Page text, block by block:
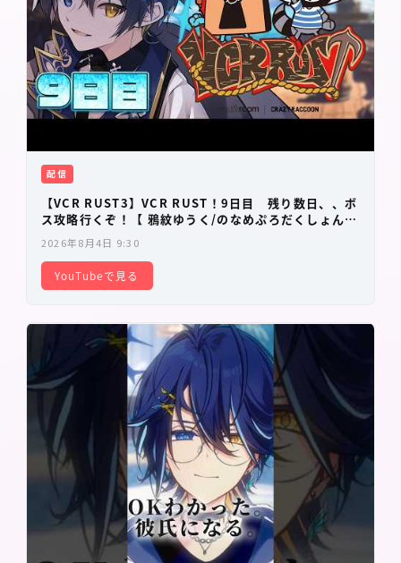
配信
【VCR RUST3】VCR RUST！9日目 残り数日、、ボ
ス攻略行くぞ！【 鴉紋ゆうく/のなめぷろだくしょん
2026年8月4日 9:30
YouTubeで見る